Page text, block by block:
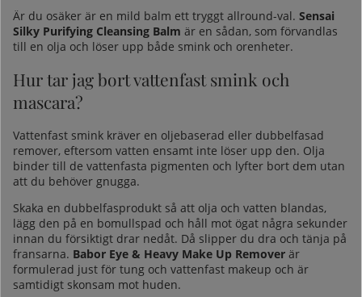
Är du osäker är en mild balm ett tryggt allround-val. Sensai
Silky Purifying Cleansing Balm är en sådan, som förvandlas
till en olja och löser upp både smink och orenheter.
Hur tar jag bort vattenfast smink och
mascara?
Vattenfast smink kräver en oljebaserad eller dubbelfasad
remover, eftersom vatten ensamt inte löser upp den. Olja
binder till de vattenfasta pigmenten och lyfter bort dem utan
att du behöver gnugga.
Skaka en dubbelfasprodukt så att olja och vatten blandas,
lägg den på en bomullspad och håll mot ögat några sekunder
innan du försiktigt drar nedåt. Då slipper du dra och tänja på
fransarna. Babor Eye & Heavy Make Up Remover är
formulerad just för tung och vattenfast makeup och är
samtidigt skonsam mot huden.